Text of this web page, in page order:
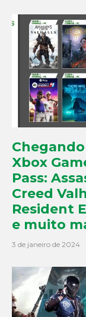
Xbox
Pass:
Creed
Resident
e muito
3 de janeiro de 2024